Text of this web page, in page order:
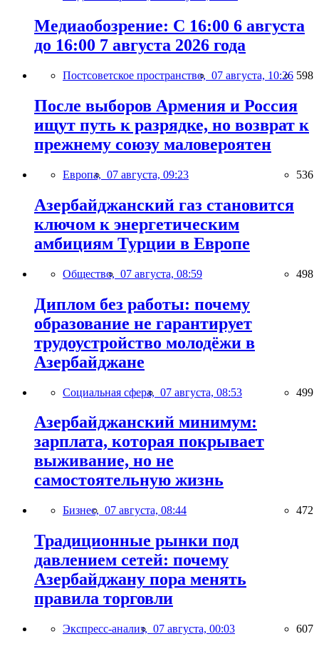
Медиаобозрение: С 16:00 6 августа
до 16:00 7 августа 2026 года
Постсоветское пространство, 07 августа, 10:26 598
После выборов Армения и Россия
ищут путь к разрядке, но возврат к
прежнему союзу маловероятен
Европа, 07 августа, 09:23 536
Азербайджанский газ становится
ключом к энергетическим
амбициям Турции в Европе
Общество, 07 августа, 08:59 498
Диплом без работы: почему
образование не гарантирует
трудоустройство молодёжи в
Азербайджане
Социальная сфера, 07 августа, 08:53 499
Азербайджанский минимум:
зарплата, которая покрывает
выживание, но не
самостоятельную жизнь
Бизнес, 07 августа, 08:44 472
Традиционные рынки под
давлением сетей: почему
Азербайджану пора менять
правила торговли
Экспресс-анализ, 07 августа, 00:03 607